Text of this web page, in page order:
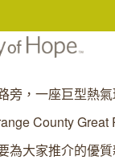
丫丫夥伴
旁，一座巨型熱
County Great
為大家推介的優